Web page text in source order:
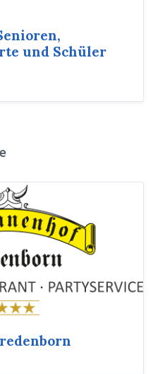
und Schüler